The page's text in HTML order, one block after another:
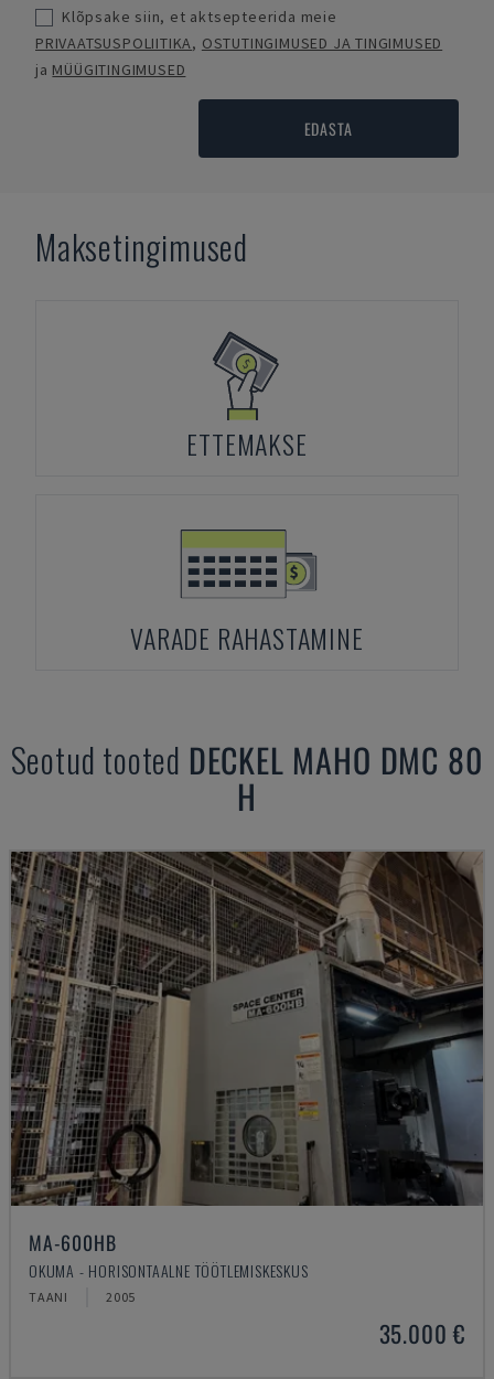
Klõpsake siin, et aktsepteerida meie
PRIVAATSUSPOLIITIKA, OSTUTINGIMUSED JA TINGIMUSED
ja MÜÜGITINGIMUSED
EDASTA
Maksetingimused
ETTEMAKSE
VARADE RAHASTAMINE
Seotud tooted DECKEL MAHO DMC 80
H
MA-600HB
OKUMA - HORISONTAALNE TÖÖTLEMISKESKUS
TAANI 2005
35.000 €